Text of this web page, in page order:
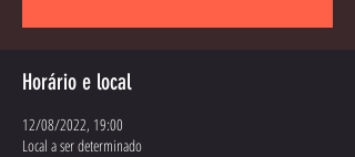
Horário e local
12/08/2022, 19:00
Local a ser determinado